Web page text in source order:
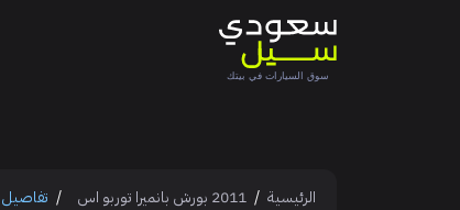
الرئيسية 2011 بورش بانميرا توربو اس تفاصيل